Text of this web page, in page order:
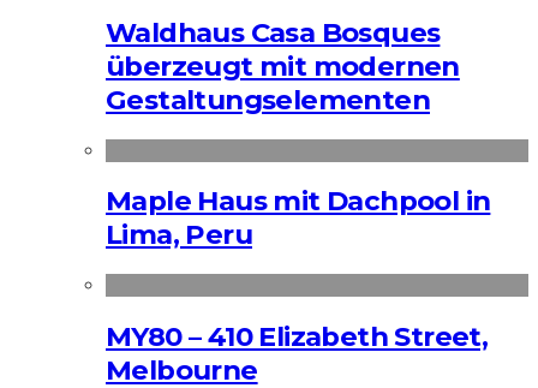
Waldhaus Casa Bosques
überzeugt mit modernen
Gestaltungselementen
Maple Haus mit Dachpool in
Lima, Peru
MY80 – 410 Elizabeth Street,
Melbourne